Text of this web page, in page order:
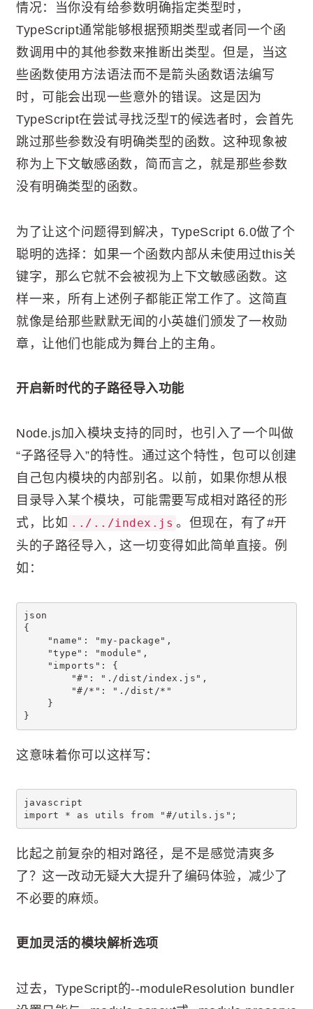
情况：当你没有给参数明确指定类型时，
TypeScript通常能够根据预期类型或者同一个函
数调用中的其他参数来推断出类型。但是，当这
些函数使用方法语法而不是箭头函数语法编写
时，可能会出现一些意外的错误。这是因为
TypeScript在尝试寻找泛型T的候选者时，会首先
跳过那些参数没有明确类型的函数。这种现象被
称为上下文敏感函数，简而言之，就是那些参数
没有明确类型的函数。
为了让这个问题得到解决，TypeScript 6.0做了个
聪明的选择：如果一个函数内部从未使用过this关
键字，那么它就不会被视为上下文敏感函数。这
样一来，所有上述例子都能正常工作了。这简直
就像是给那些默默无闻的小英雄们颁发了一枚勋
章，让他们也能成为舞台上的主角。
开启新时代的子路径导入功能
Node.js加入模块支持的同时，也引入了一个叫做
“子路径导入”的特性。通过这个特性，包可以创建
自己包内模块的内部别名。以前，如果你想从根
目录导入某个模块，可能需要写成相对路径的形
式，比如 ../../index.js 。但现在，有了#开
头的子路径导入，这一切变得如此简单直接。例
如：
json
{
"name": "my-package",
"type": "module",
"imports": {
"#": "./dist/index.js",
"#/*": "./dist/*"
}
}
这意味着你可以这样写：
javascript
import * as utils from "#/utils.js";
比起之前复杂的相对路径，是不是感觉清爽多
了？这一改动无疑大大提升了编码体验，减少了
不必要的麻烦。
更加灵活的模块解析选项
过去，TypeScript的--moduleResolution bundler